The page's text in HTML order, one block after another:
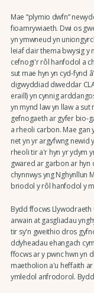
Mae “plymio dwfn”
fioamrywiaeth. Dwi os
yn ymwneud yn
leiaf dair thema bwysig y
cefnogi'r rôl hanfodol a
sut mae hyn yn cyd-fynd
digwyddiad diweddar
eraill) yn cynnig
yn mynd law yn llaw a sut
gefnogaeth ar gyfer bio-
a rheoli carbon. Mae
net yn yr argyfwng newid
rheoli tir a'r hyn yr ydym
gwared ar garbon ar hyn
chynnwys yng Nghynllun
briodol y rôl hanfodol y
Bydd ffocws
arwain at gasgliadau
tir sy'n gweithio dros
ddyheadau ehangach
ffocws ar y pwnc hwn yn
maetholion a'u heffaith
ymledol anfrodorol.